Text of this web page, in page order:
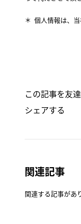
＊ 個人情報は、当
この記事を友
シェアする
関連記事
関連する記事があ